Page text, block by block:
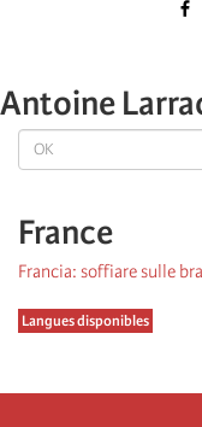
OK
France
Francia: soffiare sulle
Langues disponibles
Antoine